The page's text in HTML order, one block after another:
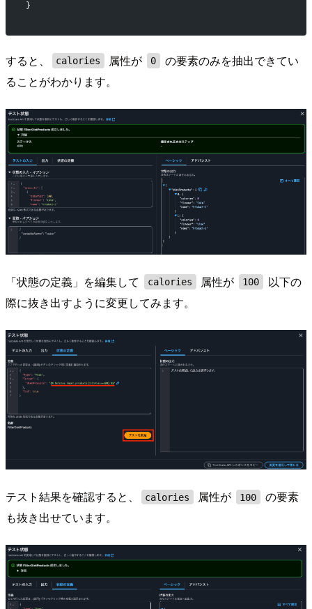
}
すると、 calories 属性が 0
の要素のみを抽出できてい
ることがわかります。
「状態の定義」を編集して calories 属性が 100
以下の
際に抜き出すように変更してみます。
テスト結果を確認すると、 calories 属性が 100
の要素
も抜き出せています。